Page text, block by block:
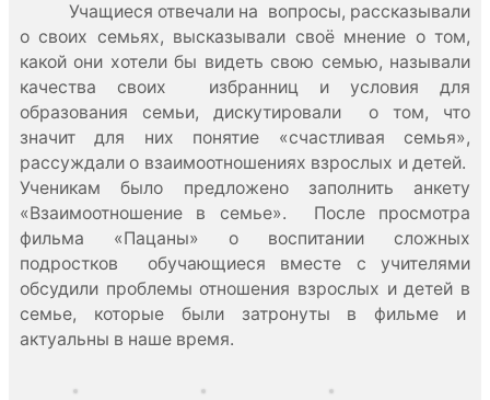
Учащиеся отвечали на вопросы, рассказывали
о своих семьях, высказывали своё мнение о том,
какой они хотели бы видеть свою семью, называли
качества своих избранниц и условия для
образования семьи, дискутировали о том, что
значит для них понятие «счастливая семья»,
рассуждали о взаимоотношениях взрослых и детей.
Ученикам было предложено заполнить анкету
«Взаимоотношение в семье». После просмотра
фильма «Пацаны» о воспитании сложных
подростков обучающиеся вместе с учителями
обсудили проблемы отношения взрослых и детей в
семье, которые были затронуты в фильме и
актуальны в наше время.